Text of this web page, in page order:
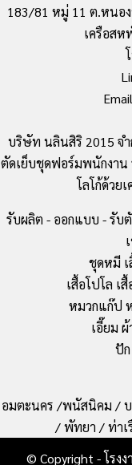
183/81 หมู่ 11 ต.หนอ
เครือส
บริษัท นลินสิริ 2015 จำ
ตัดเย็บชุดฟอร์มพนักงาน
โลโก้ด้วย
รับผลิต - ออกแบบ - รั
ชุดหมี เ
เสื้อโปโล เ
หมวกแก๊ป
เอี๊ยม ผ้
ปัก
อมตะนคร /พนัสนิคม /
/ พัทยา / ท่าเ
© Copyright - โรง